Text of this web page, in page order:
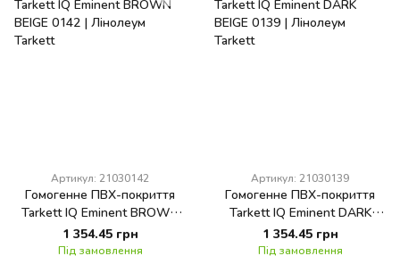
Артикул: 21030142
Гомогенне ПВХ-покриття
Tarkett IQ Eminent BROWN
BEIGE 0142
1 354.45 грн
Під замовлення
Артикул: 21030139
Гомогенне ПВХ-покриття
Tarkett IQ Eminent DARK
BEIGE 0139
1 354.45 грн
Під замовлення